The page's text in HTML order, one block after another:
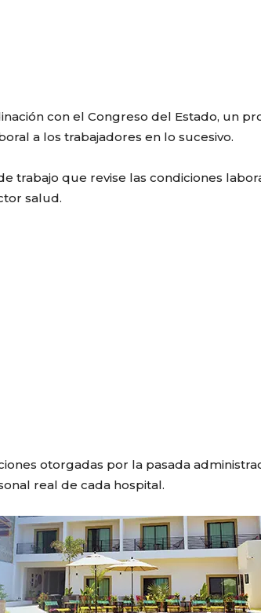
con el Congreso del Estado, un
a los trabajadores en lo sucesivo.
trabajo que revise las condiciones
salud.
otorgadas por la pasada
real de cada hospital.